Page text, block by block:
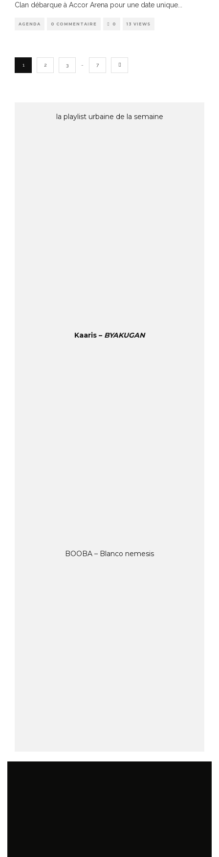
Clan débarque à Accor Arena pour une date unique
AGENDA 0 COMMENTAIRE 0 13 VIEWS
1 2 3 7
la playlist urbaine de la semaine
Kaaris – BYAKUGAN
BOOBA – Blanco nemesis